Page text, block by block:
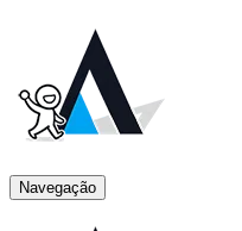
Navegação